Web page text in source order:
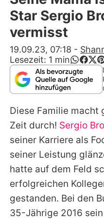
Alle
App
Utiq
Star Sergio
vermisst
19.09.23, 07:18 -
Lesezeit: 1 min
Diese Familie macht
Zeit durch! Sergio
seiner Karriere als
seiner Leistung
hatte auf dem Feld
erfolgreichen
gestanden. Bei den
35-Jährige 2016